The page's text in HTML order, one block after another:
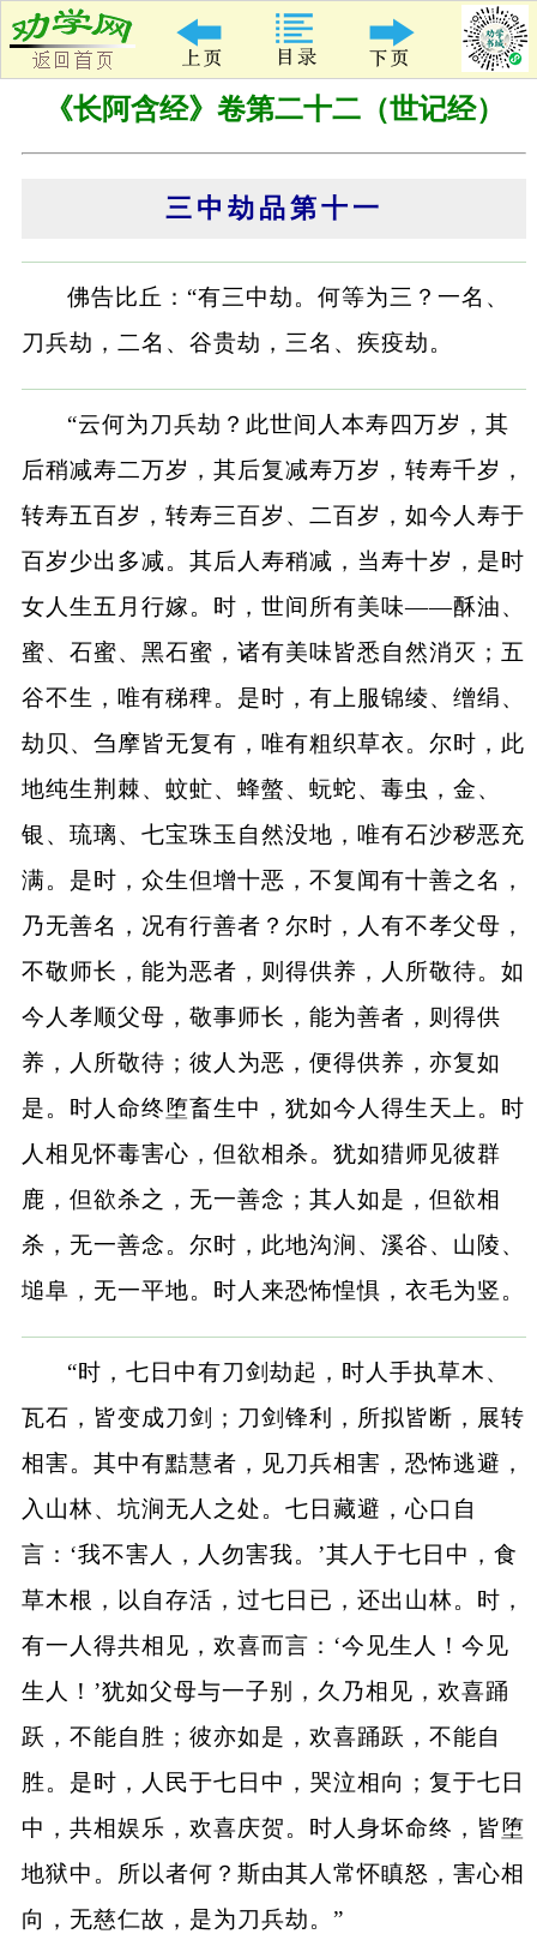
《长阿含经》卷第二十二（世记经）
三中劫品第十一
佛告比丘：“有三中劫。何等为三？一名、
刀兵劫，二名、谷贵劫，三名、疾疫劫。
“云何为刀兵劫？此世间人本寿四万岁，其
后稍减寿二万岁，其后复减寿万岁，转寿千岁，
转寿五百岁，转寿三百岁、二百岁，如今人寿于
百岁少出多减。其后人寿稍减，当寿十岁，是时
女人生五月行嫁。时，世间所有美味——酥油、
蜜、石蜜、黑石蜜，诸有美味皆悉自然消灭；五
谷不生，唯有稊稗。是时，有上服锦绫、缯绢、
劫贝、刍摩皆无复有，唯有粗织草衣。尔时，此
地纯生荆棘、蚊虻、蜂螫、蚖蛇、毒虫，金、
银、琉璃、七宝珠玉自然没地，唯有石沙秽恶充
满。是时，众生但增十恶，不复闻有十善之名，
乃无善名，况有行善者？尔时，人有不孝父母，
不敬师长，能为恶者，则得供养，人所敬待。如
今人孝顺父母，敬事师长，能为善者，则得供
养，人所敬待；彼人为恶，便得供养，亦复如
是。时人命终堕畜生中，犹如今人得生天上。时
人相见怀毒害心，但欲相杀。犹如猎师见彼群
鹿，但欲杀之，无一善念；其人如是，但欲相
杀，无一善念。尔时，此地沟涧、溪谷、山陵、
塠阜，无一平地。时人来恐怖惶惧，衣毛为竖。
“时，七日中有刀剑劫起，时人手执草木、
瓦石，皆变成刀剑；刀剑锋利，所拟皆断，展转
相害。其中有黠慧者，见刀兵相害，恐怖逃避，
入山林、坑涧无人之处。七日藏避，心口自
言：‘我不害人，人勿害我。’其人于七日中，食
草木根，以自存活，过七日已，还出山林。时，
有一人得共相见，欢喜而言：‘今见生人！今见
生人！’犹如父母与一子别，久乃相见，欢喜踊
跃，不能自胜；彼亦如是，欢喜踊跃，不能自
胜。是时，人民于七日中，哭泣相向；复于七日
中，共相娱乐，欢喜庆贺。时人身坏命终，皆堕
地狱中。所以者何？斯由其人常怀瞋怒，害心相
向，无慈仁故，是为刀兵劫。”